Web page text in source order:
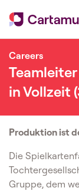
Careers
in Vollzeit
Produktion ist
Die
Gruppe, dem